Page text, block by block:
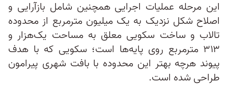
این مرحله عملیات اجرایی همچنین شامل بازآرایی و
اصلاح شکل نزدیک به یک میلیون مترمربع از محدوده
تالاب و ساخت سکویی معلق به مساحت یک‌هزار و
۳۱۳ مترمربع روی پایه‌ها است؛ سکویی که با هدف
پیوند هرچه بهتر این محدوده با بافت شهری پیرامون
طراحی شده است.